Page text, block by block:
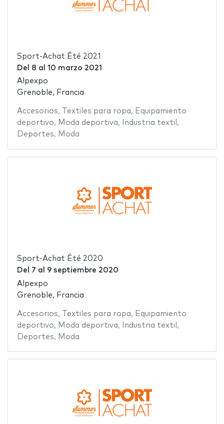
Sport-Achat Été 2021
Del 8 al 10 marzo 2021
Alpexpo
Grenoble, Francia
Accesorios, Textiles para ropa, Equipamiento
deportivo, Moda deportiva, Industria textil ,
Deportes, Moda
Sport-Achat Été 2020
Del 7 al 9 septiembre 2020
Alpexpo
Grenoble, Francia
Accesorios, Textiles para ropa, Equipamiento
deportivo, Moda deportiva, Industria textil ,
Deportes, Moda